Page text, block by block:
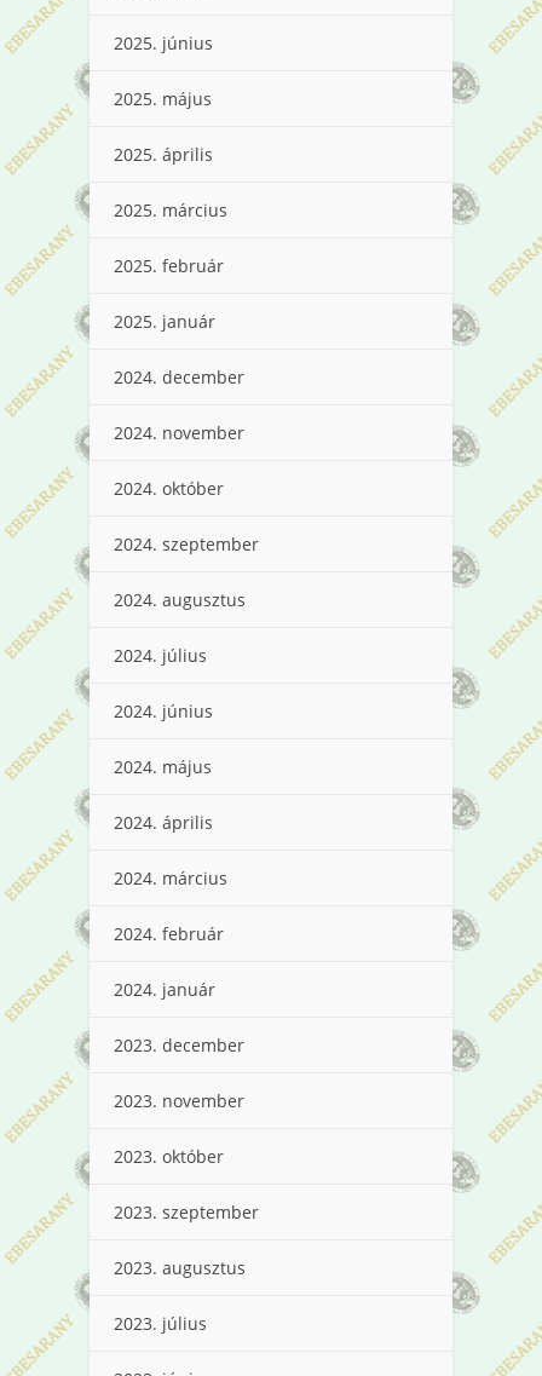
2025. június
2025. május
2025. április
2025. március
2025. február
2025. január
2024. december
2024. november
2024. október
2024. szeptember
2024. augusztus
2024. július
2024. június
2024. május
2024. április
2024. március
2024. február
2024. január
2023. december
2023. november
2023. október
2023. szeptember
2023. augusztus
2023. július